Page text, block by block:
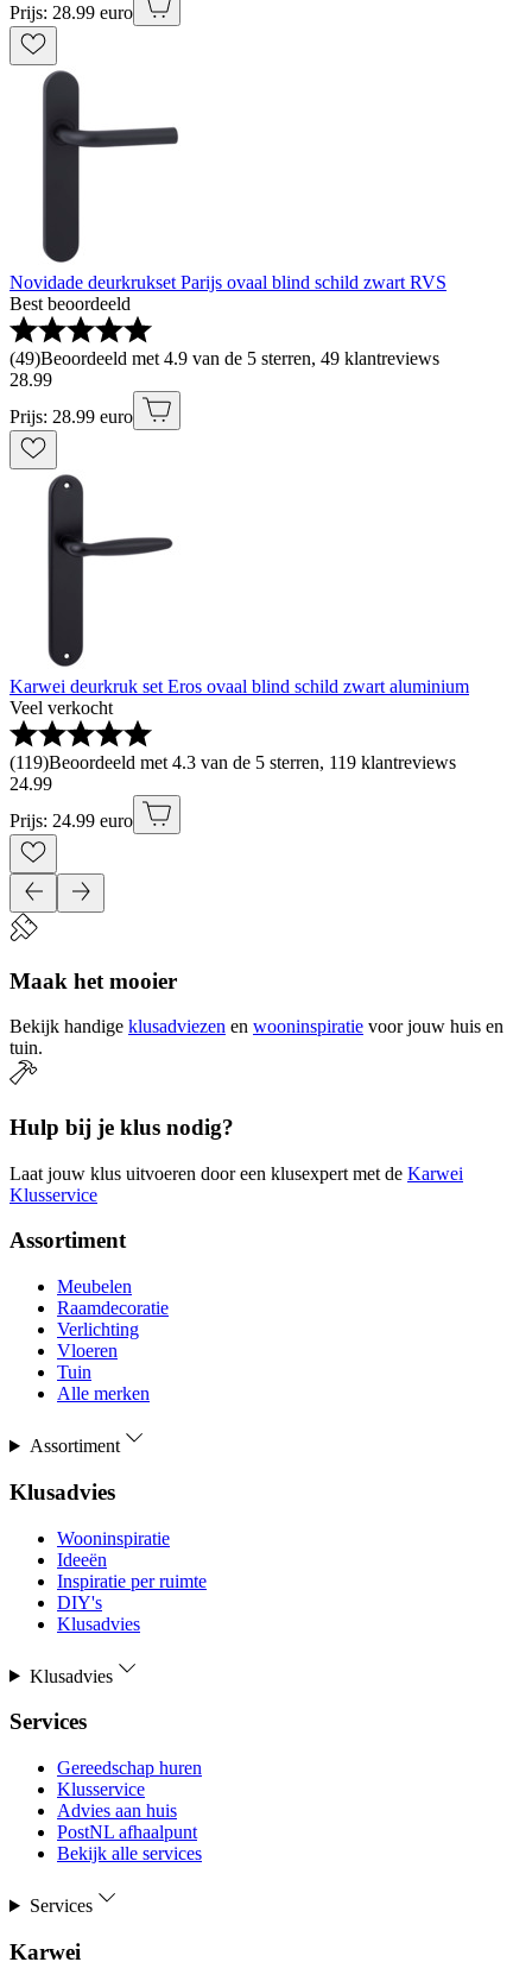
Prijs: 28.99 euro
Novidade deurkrukset Parijs ovaal blind schild zwart RVS
Best beoordeeld
(49)Beoordeeld met 4.9 van de 5 sterren, 49 klantreviews
28.99
Prijs: 28.99 euro
Karwei deurkruk set Eros ovaal blind schild zwart aluminium
Veel verkocht
(119)Beoordeeld met 4.3 van de 5 sterren, 119 klantreviews
24.99
Prijs: 24.99 euro
Maak het mooier
Bekijk handige klusadviezen en wooninspiratie voor jouw huis en
tuin.
Hulp bij je klus nodig?
Laat jouw klus uitvoeren door een klusexpert met de Karwei
Klusservice
Assortiment
Meubelen
Raamdecoratie
Verlichting
Vloeren
Tuin
Alle merken
Assortiment
Klusadvies
Wooninspiratie
Ideeën
Inspiratie per ruimte
DIY's
Klusadvies
Klusadvies
Services
Gereedschap huren
Klusservice
Advies aan huis
PostNL afhaalpunt
Bekijk alle services
Services
Karwei